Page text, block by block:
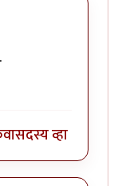
पण मग
सदस्य व्हा